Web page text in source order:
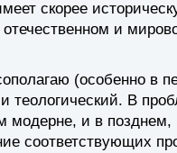
скорее
и
(особенно в
и теологический. В
модерне, и в
соответствующих